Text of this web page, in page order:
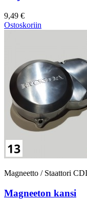
9,49 €
Ostoskoriin
Magneetto / Staattori CDI
Magneeton kansi